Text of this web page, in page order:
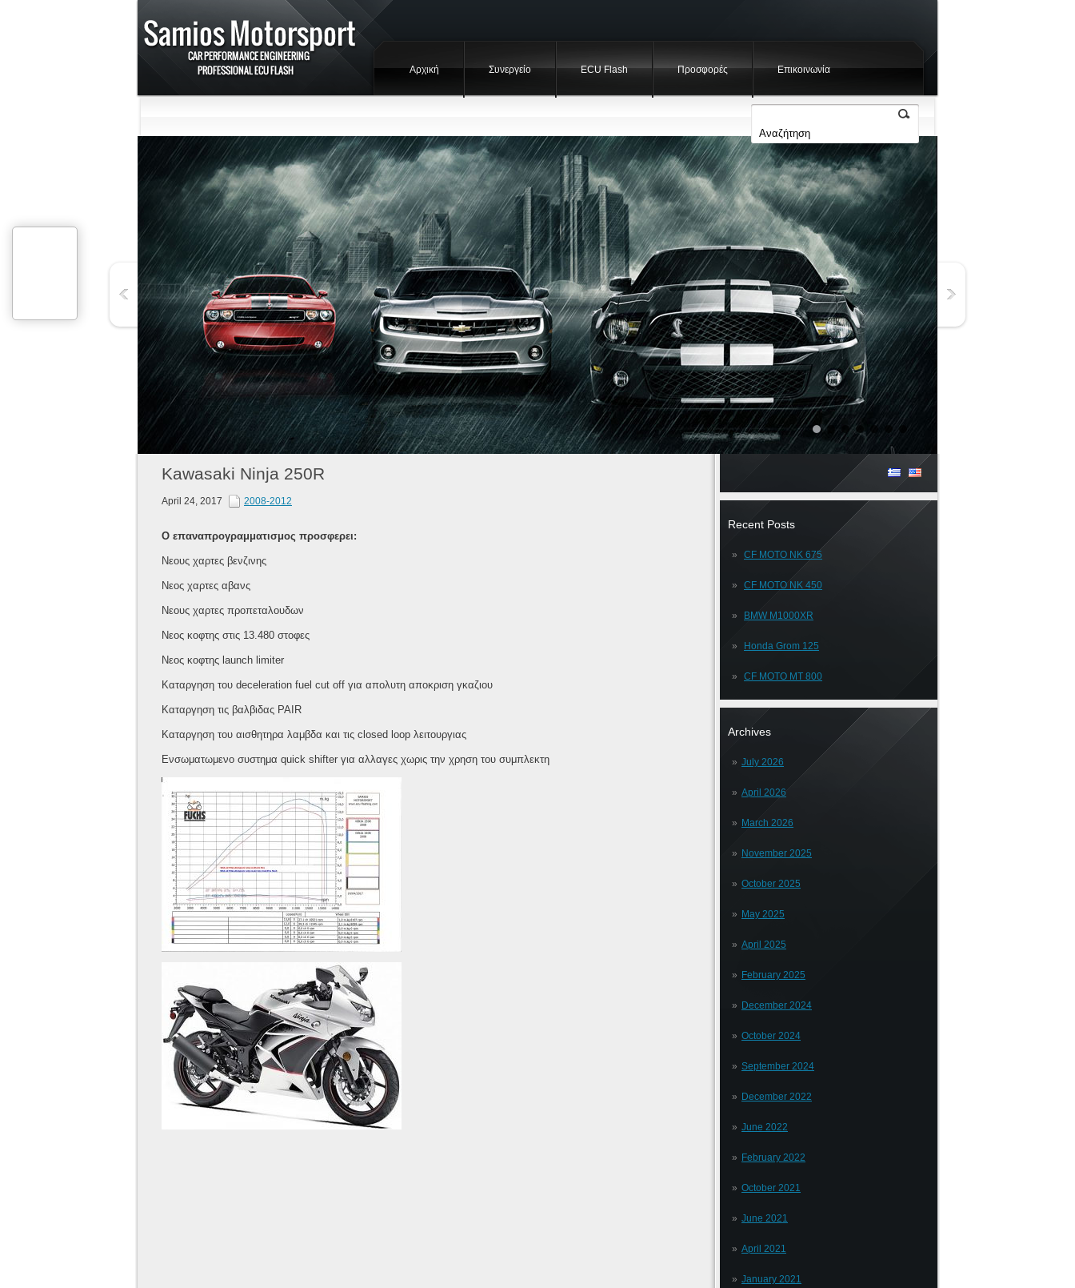
Αρχική Συνεργείο ECU Flash Προσφορές Επικοινωνία
1 2 3 4 5 6 7
Recent Posts
CF MOTO NK 675
CF MOTO NK 450
BMW M1000XR
Honda Grom 125
CF MOTO MT 800
Archives
July 2026
April 2026
March 2026
November 2025
October 2025
May 2025
April 2025
February 2025
December 2024
October 2024
September 2024
December 2022
June 2022
February 2022
October 2021
June 2021
April 2021
January 2021
Kawasaki Ninja 250R
April 24, 2017 2008-2012
Ο επαναπρογραμματισμος προσφερει:
Νεους χαρτες βενζινης
Νεος χαρτες αβανς
Νεους χαρτες προπεταλουδων
Νεος κοφτης στις 13.480 στοφες
Νεος κοφτης launch limiter
Καταργηση του deceleration fuel cut off για απολυτη αποκριση γκαζιου
Καταργηση τις βαλβιδας PAIR
Καταργηση του αισθητηρα λαμβδα και τις closed loop λειτουργιας
Ενσωματωμενο συστημα quick shifter για αλλαγες χωρις την χρηση του συμπλεκτη